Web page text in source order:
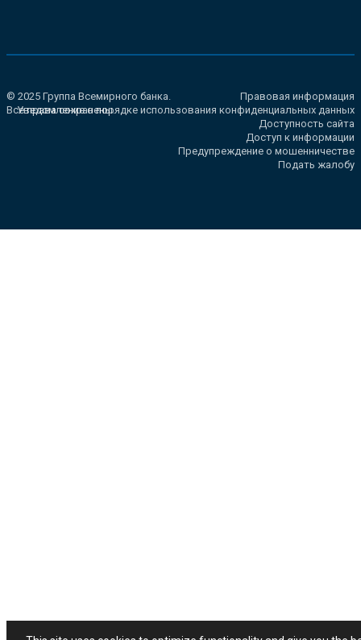
© 2025 Группа Всемирного банка.
Все права сохранены.
Правовая информация
Уведомление о порядке использования конфиденциальных данных
Доступность сайта
Доступ к информации
Предупреждение о мошенничестве
Подать жалобу